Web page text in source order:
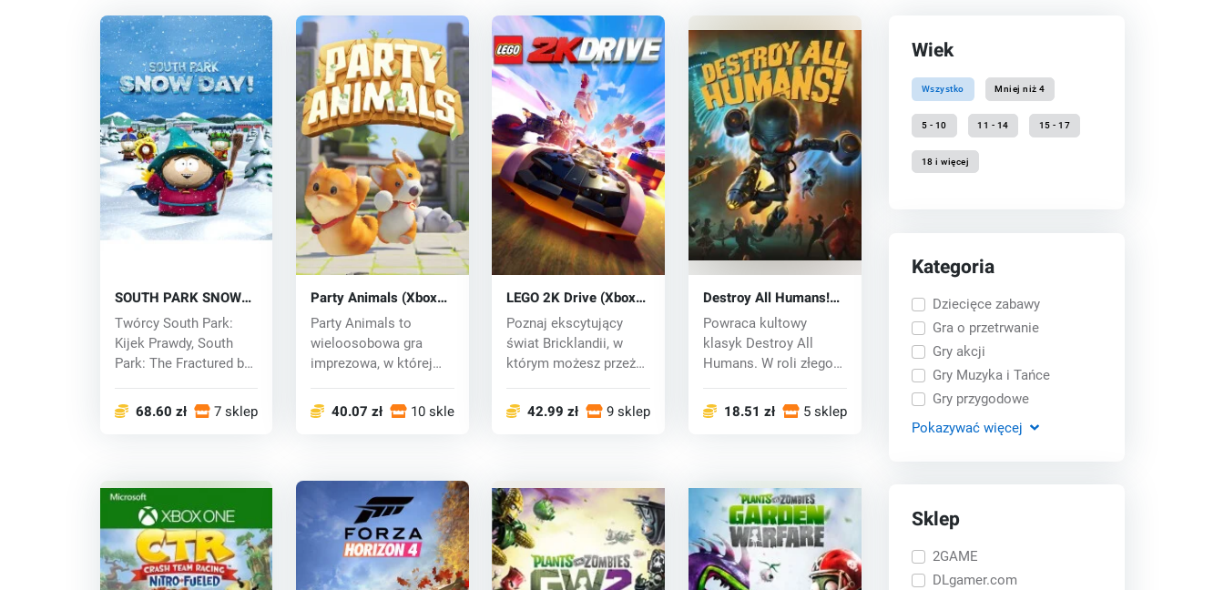
SOUTH PARK SNOW
DAY! (Xbox One) key
Twórcy South Park:
Kijek Prawdy, South
Park: The Fractured but
68.60 zł 7 sklepy
Party Animals (Xbox
One) ey
Party Animals to
wieloosobowa gra
imprezowa, w której
40.07 zł 10 sklepy
LEGO 2K Drive (Xbox
One) key
Poznaj ekscytujący
świat Bricklandii, w
którym możesz przeżyć
42.99 zł 9 sklepy
Destroy All Humans!
(Xbox One) key
Powraca kultowy
klasyk Destroy All
Humans. W roli złego
18.51 zł 5 sklepy
Wiek
Wszystko Mniej niż 4
5 - 10 11 - 14 15 - 17
18 i więcej
Kategoria
Dziecięce zabawy
Gra o przetrwanie
Gry akcji
Gry Muzyka i Tańce
Gry przygodowe
Pokazywać więcej
Sklep
2GAME
DLgamer.com